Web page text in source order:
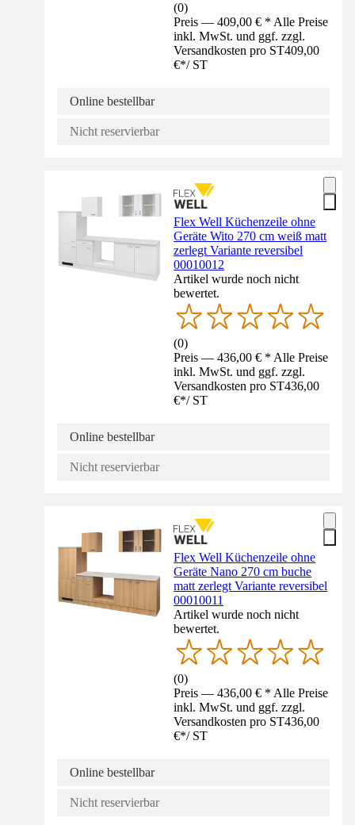
(0)
Preis — 409,00 € * Alle Preise
inkl. MwSt. und ggf. zzgl.
Versandkosten pro ST409,00
€*/ ST
Online bestellbar
Nicht reservierbar
Flex Well Küchenzeile ohne
Geräte Wito 270 cm weiß matt
zerlegt Variante reversibel
00010012
Artikel wurde noch nicht
bewertet.
(0)
Preis — 436,00 € * Alle Preise
inkl. MwSt. und ggf. zzgl.
Versandkosten pro ST436,00
€*/ ST
Online bestellbar
Nicht reservierbar
Flex Well Küchenzeile ohne
Geräte Nano 270 cm buche
matt zerlegt Variante reversibel
00010011
Artikel wurde noch nicht
bewertet.
(0)
Preis — 436,00 € * Alle Preise
inkl. MwSt. und ggf. zzgl.
Versandkosten pro ST436,00
€*/ ST
Online bestellbar
Nicht reservierbar